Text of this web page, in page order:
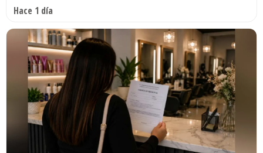
Hace 1 día